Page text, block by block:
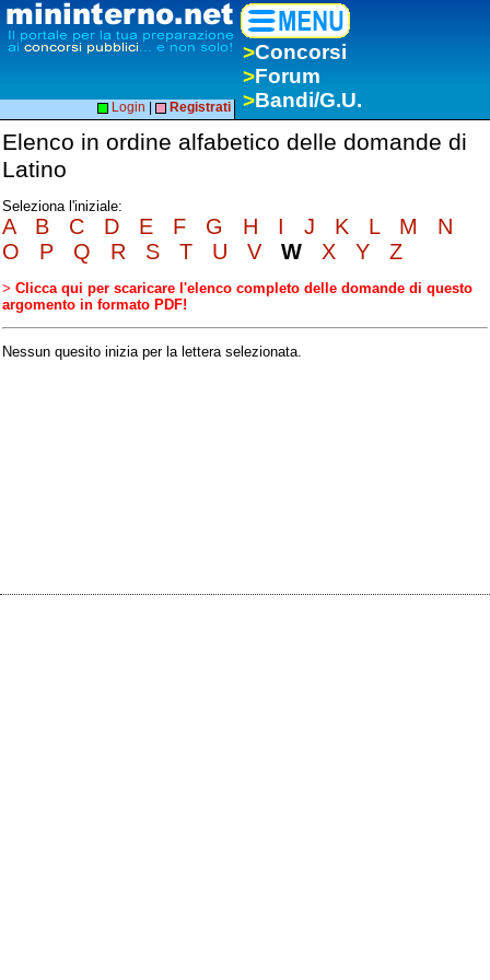
>Concorsi
>Forum
>Bandi/G.U.
Login Registrati
Elenco in ordine alfabetico delle domande di
Latino
Seleziona l'iniziale:
A B C D E F G H I J K L M
N
O
P Q R S T U V W X Y Z
> Clicca qui per scaricare l'elenco completo delle domande di questo
argomento in formato PDF!
Nessun quesito inizia per la lettera selezionata.